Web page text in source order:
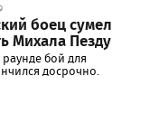
боец сумел
Михала Пезду
бой для
досрочно.